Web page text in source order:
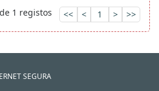
1 registos << < 1 > >>
SEGURA